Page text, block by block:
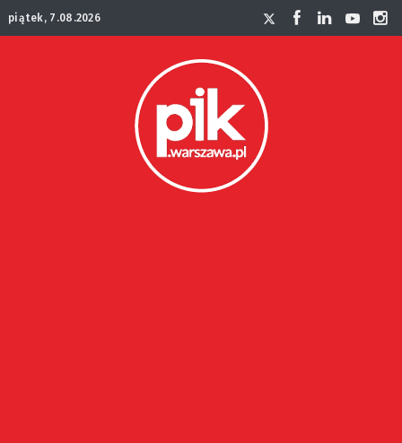
piątek, 7.08.2026